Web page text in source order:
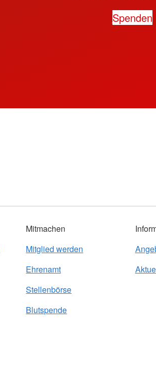
Spenden
Mitmachen
Mitglied werden
Ehrenamt
Stellenbörse
Blutspende